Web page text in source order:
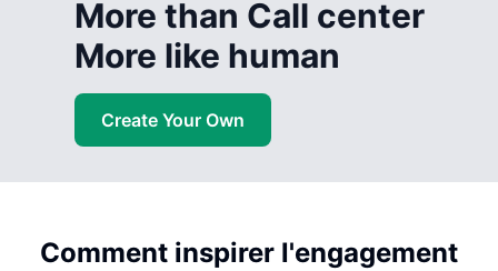
More than Call center
More like human
Create Your Own
Comment inspirer l'engagement